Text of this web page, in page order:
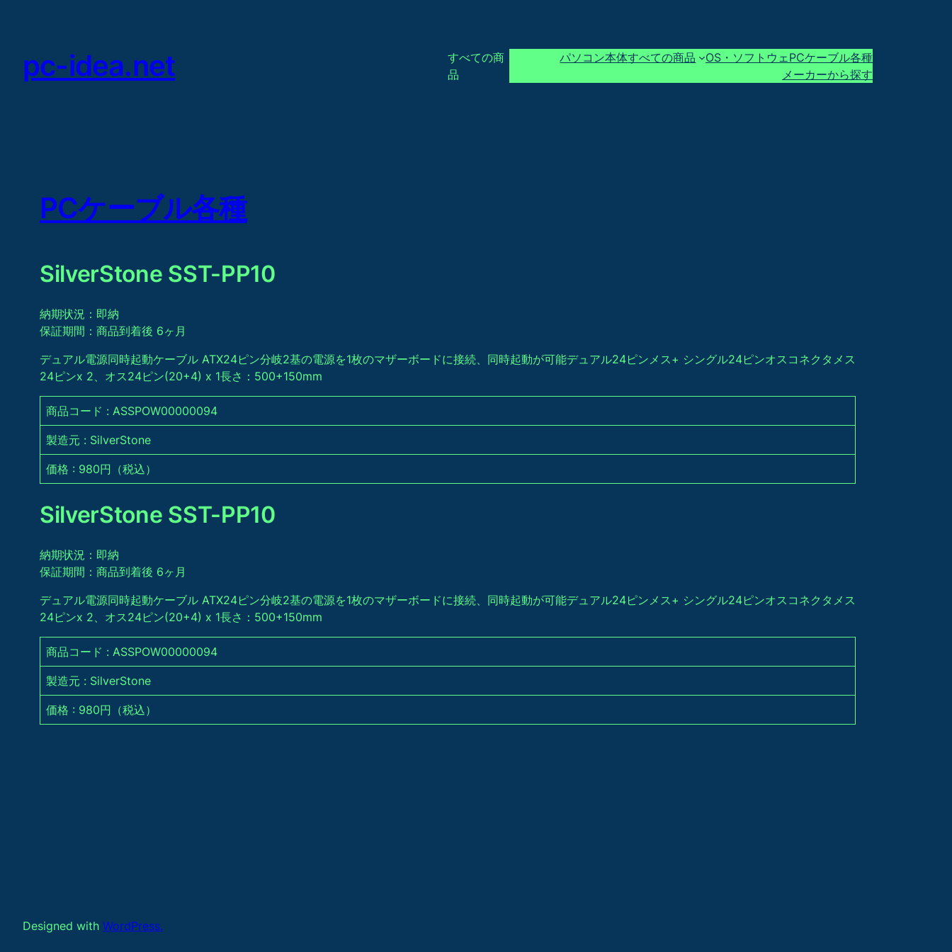
pc-idea.net
すべての商
品
パソコン本体すべての商品 OS・ソフトウェPCケーブル各種
メーカーから探す
PCケーブル各種
SilverStone SST-PP10
納期状況：即納
保証期間：商品到着後 6ヶ月
デュアル電源同時起動ケーブル ATX24ピン分岐 2基の電源を1枚のマザーボードに接続、同時起動が可能 デュアル24ピンメス+ シングル24ピンオスコネクタ メス
24ピンx 2、オス24ピン(20+4) x 1長さ：500+150mm
商品コード : ASSPOW00000094
製造元 : SilverStone
価格 : 980円（税込）
SilverStone SST-PP10
納期状況：即納
保証期間：商品到着後 6ヶ月
デュアル電源同時起動ケーブル ATX24ピン分岐 2基の電源を1枚のマザーボードに接続、同時起動が可能 デュアル24ピンメス+ シングル24ピンオスコネクタ メス
24ピンx 2、オス24ピン(20+4) x 1長さ：500+150mm
商品コード : ASSPOW00000094
製造元 : SilverStone
価格 : 980円（税込）
Designed with WordPress.